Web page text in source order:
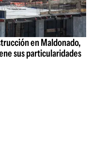
en Maldonado,
sus particularidades